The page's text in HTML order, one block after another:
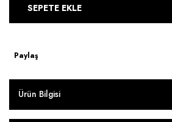
SEPETE EKLE
Paylaş
Ürün Bilgisi